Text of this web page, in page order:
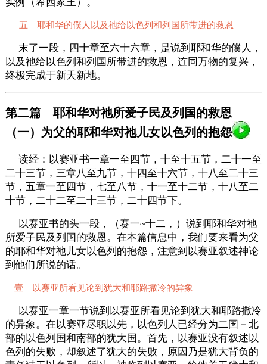
五 耶和华的僕人以及祂给以色列和列国所带进的救恩
末了一段，四十章至六十六章，是说到耶和华的僕人，
以及祂给以色列和列国所带进的救恩，连同万物的复兴，
终极完成于新天新地。
第二篇 耶和华对祂所爱子民及列国的救恩
（一）为父的耶和华对祂儿女以色列的抱怨
读经：以赛亚书一章一至四节，十至十五节，二十一至
二十三节，三章八至九节，十四至十六节，十八至二十三
节，五章一至四节，七至八节，十一至十二节，十八至二
十节，二十二至二十三节，二十四节下。
以赛亚书的头一段，（赛一~十二，）说到耶和华对祂
所爱子民及列国的救恩。在本篇信息中，我们要来看为父
的耶和华对祂儿女以色列的抱怨，注意到以赛亚叙述神论
到他们所说的话。
壹 以赛亚所看见论到犹大和耶路撒冷的异象
以赛亚一章一节说到以赛亚所看见论到犹大和耶路撒冷
的异象。在以赛亚尽职以先，以色列人已经分为二国－北
部的以色列国和南部的犹大国。首先，以赛亚没有叙述以
色列的失败，却叙述了犹大的失败，原因乃是犹大背负的